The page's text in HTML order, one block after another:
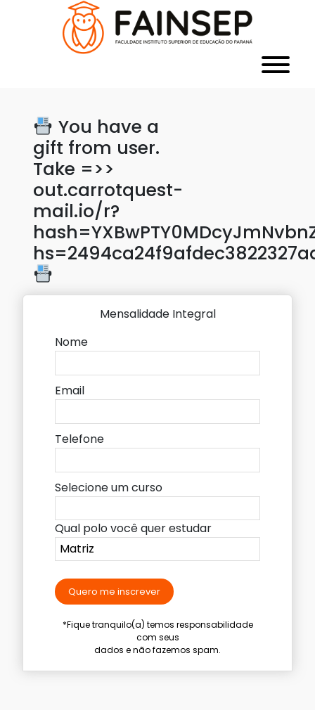
You have a
gift from user.
Take =>>
out.carrotquest-
mail.io/r?
Mensalidade Integral
Nome
Email
Telefone
Selecione um curso
Qual polo você quer estudar
Quero me inscrever
*Fique tranquilo(a) temos responsabilidade
com seus
dados e não fazemos spam.